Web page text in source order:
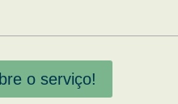
o serviço!